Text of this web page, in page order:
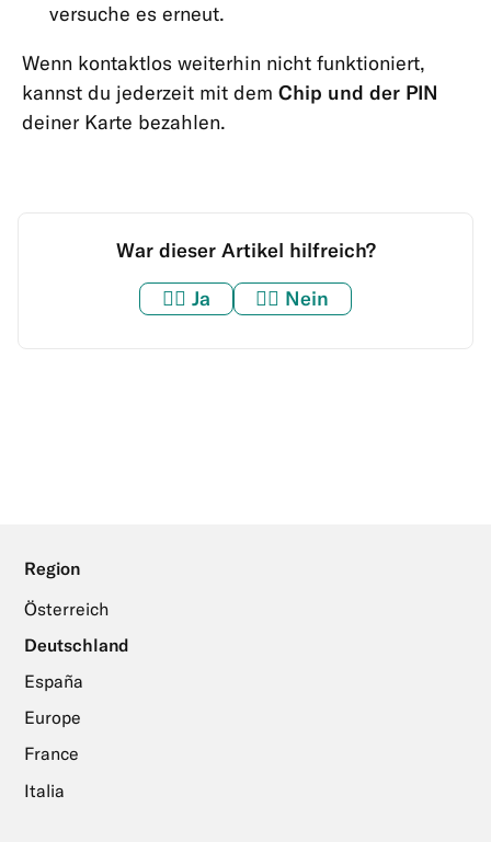
versuche es erneut.
Wenn kontaktlos weiterhin nicht funktioniert,
kannst du jederzeit mit dem Chip und der PIN
deiner Karte bezahlen.
War dieser Artikel hilfreich?
👍🏼 Ja 👎🏼 Nein
Region
Österreich
Deutschland
España
Europe
France
Italia